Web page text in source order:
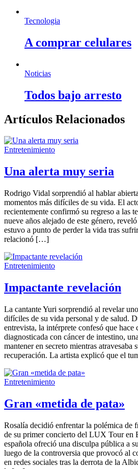
Tecnologia
A comprar celulares
Noticias
Todos bajo arresto
Artículos Relacionados
Entretenimiento
Una alerta muy seria
Rodrigo Vidal sorprendió al hablar
momentos más difíciles de su vida. El
recientemente confirmó su regreso a las
nueve años alejado de este género,
estuvo a punto de perder la vida tras
relacionó […]
Entretenimiento
Impactante revelación
La cantante Yuri sorprendió al revelar
difíciles de su vida personal y de salud.
entrevista, la intérprete confesó que hace
diagnosticada con cáncer de intestino,
mantener en secreto mientras atravesaba
recuperación. La artista explicó que el
Entretenimiento
Gran «metida de pata»
Rosalía decidió enfrentar la polémica de
de su primer concierto del LUX Tour en
española ofreció una disculpa pública a
luego de la controversia que provocó al
en redes sociales tras la derrota de la